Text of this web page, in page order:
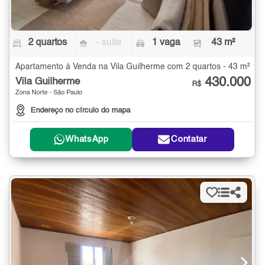
2 quartos - suíte 1 vaga 43 m²
Apartamento à Venda na Vila Guilherme com 2 quartos - 43 m²
Vila Guilherme
Zona Norte - São Paulo
Endereço no círculo do mapa
R$ 430.000
WhatsApp Contatar